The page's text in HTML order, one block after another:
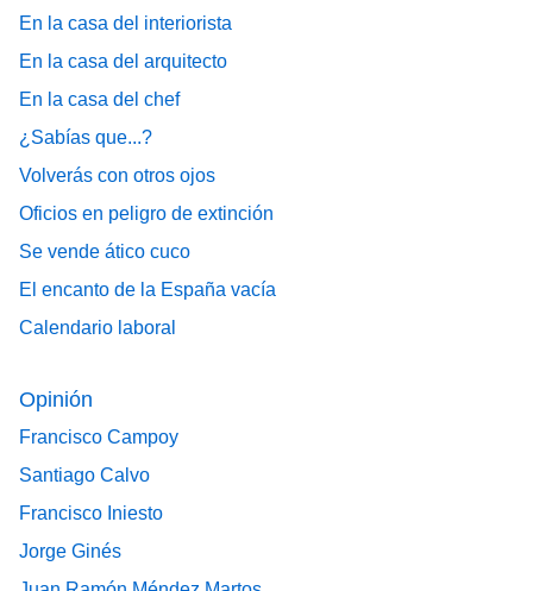
En la casa del interiorista
En la casa del arquitecto
En la casa del chef
¿Sabías que...?
Volverás con otros ojos
Oficios en peligro de extinción
Se vende ático cuco
El encanto de la España vacía
Calendario laboral
Opinión
Francisco Campoy
Santiago Calvo
Francisco Iniesto
Jorge Ginés